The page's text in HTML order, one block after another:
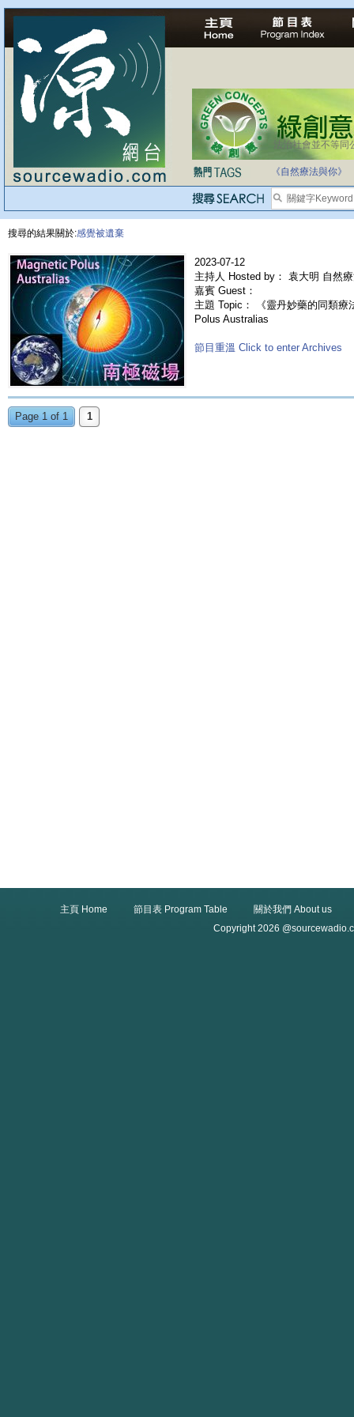
法治社會並不等同
自家教育合法化-
《自然療法與你》
搜尋的結果關於:感覺被遺棄
2023-07-12
主持人 Hosted by： 袁大明 自然
嘉賓 Guest：
主題 Topic： 《靈丹妙藥的同類
Polus Australias
節目重溫 Click to enter Archives
Page 1 of 1 1
主頁 Home 節目表 Program Table
關於我們 About us
Copyright 2026